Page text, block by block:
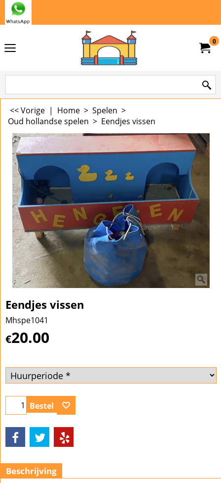
0
<< Vorige | Home > Spelen >
Oud hollandse spelen > Eendjes vissen
Eendjes vissen
Mhspe1041
€20.00
Bestel
Beschrijving